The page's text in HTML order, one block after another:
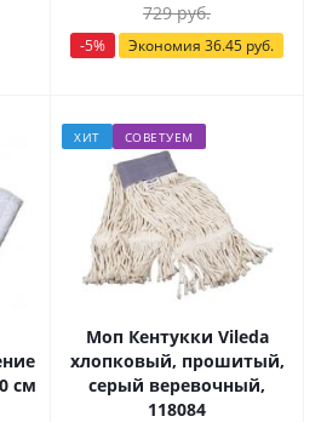
729руб.
-5% Экономия 36.45 руб.
см
ХИТ СОВЕТУЕМ
Моп Кентукки Vileda
хлопковый, прошитый,
серый веревочный,
118084